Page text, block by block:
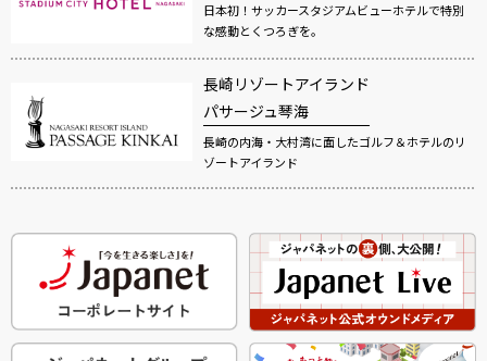
日本初！サッカースタジアムビューホテルで特別
な感動とくつろぎを。
長崎リゾートアイランド
パサージュ琴海
長崎の内海・大村湾に面したゴルフ＆ホテルのリ
ゾートアイランド